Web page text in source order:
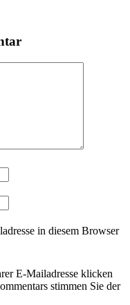
in diesem Browser
E-Mailadresse klicken
stimmen Sie der